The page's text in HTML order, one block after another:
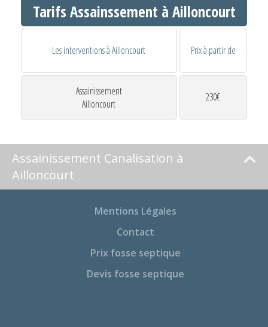
Tarifs Assainssement à Ailloncourt
Les interventions à Ailloncourt Prix à partir de
Assainissement
Ailloncourt
230€
Assainissement Canalisation à
Ailloncourt
Mentions Légales
Contact
Prix fosse septique
Devis fosse septique